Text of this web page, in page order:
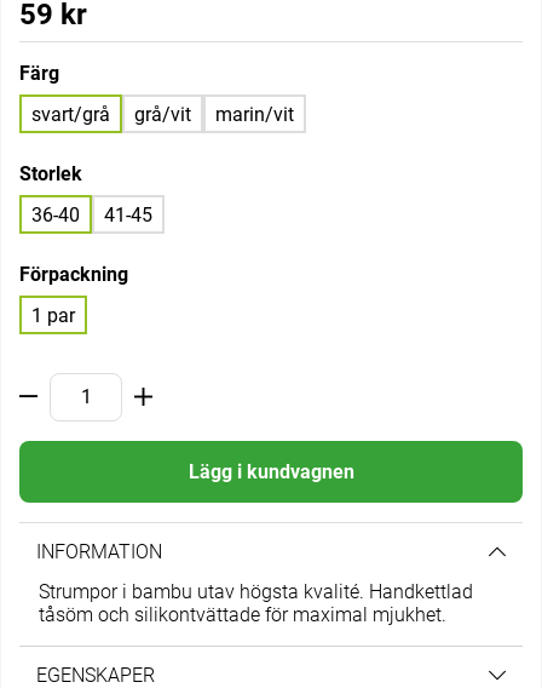
59 kr
Färg
svart/grå
grå/vit marin/vit
Storlek
36-40
41-45
Förpackning
1 par
Lägg i kundvagnen
INFORMATION
Strumpor i bambu utav högsta kvalité. Handkettlad
tåsöm och silikontvättade för maximal mjukhet.
EGENSKAPER